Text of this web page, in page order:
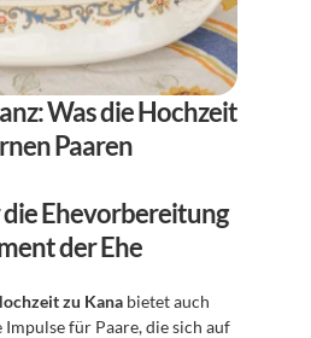
Was die Hochzeit
Paaren
Ehevorbereitung
der Ehe
zu Kana bietet auch
für Paare, die sich auf